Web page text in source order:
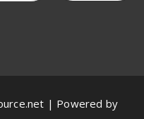
| Powered by